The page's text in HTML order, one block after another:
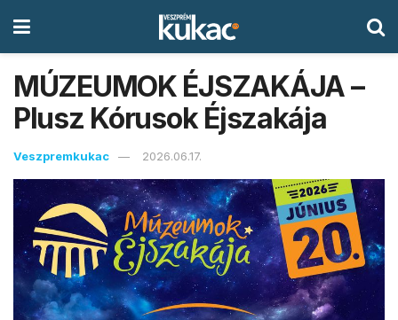
MÚZEUMOK ÉJSZAKÁJA –
Plusz Kórusok Éjszakája
Veszpremkukac 2026.06.17.